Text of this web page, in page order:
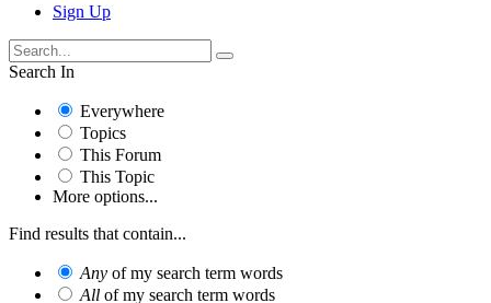
Sign Up
Search In
Everywhere
Topics
This Forum
This Topic
More options...
Find results that contain...
Any of my search term words
All of my search term words